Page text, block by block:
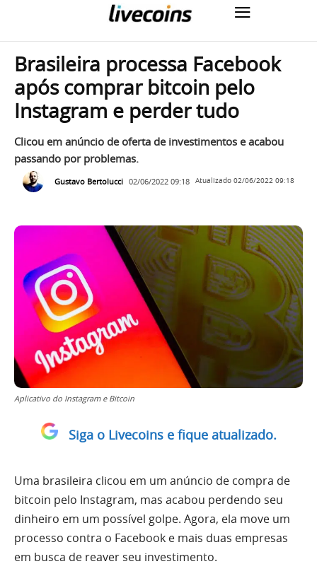
Brasileira processa Facebook
após comprar bitcoin pelo
Instagram e perder tudo
Clicou em anúncio de oferta de investimentos e acabou
passando por problemas.
Gustavo Bertolucci 02/06/2022 09:18 Atualizado 02/06/2022 09:18
Aplicativo do Instagram e Bitcoin
Siga o Livecoins e fique atualizado.
Uma brasileira clicou em um anúncio de compra de
bitcoin pelo Instagram, mas acabou perdendo seu
dinheiro em um possível golpe. Agora, ela move um
processo contra o Facebook e mais duas empresas
em busca de reaver seu investimento.